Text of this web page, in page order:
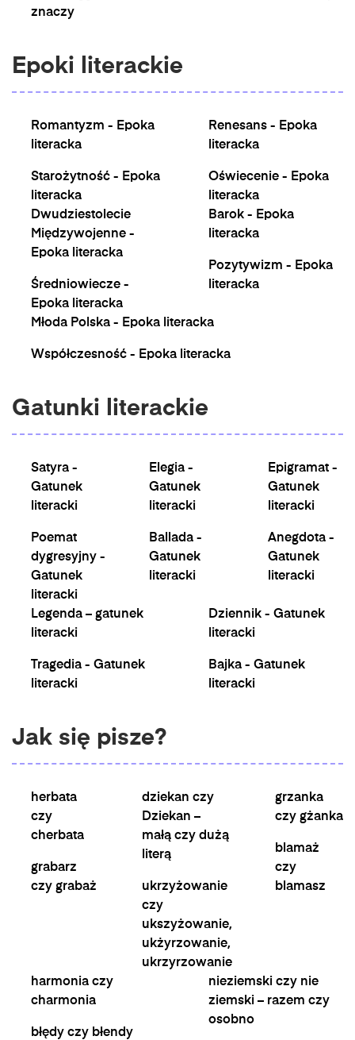
znaczy
Epoki literackie
Romantyzm - Epoka
literacka
Starożytność - Epoka
literacka
Renesans - Epoka
literacka
Oświecenie - Epoka
literacka
Dwudziestolecie
Międzywojenne -
Epoka literacka
Średniowiecze -
Epoka literacka
Barok - Epoka
literacka
Pozytywizm - Epoka
literacka
Młoda Polska - Epoka literacka
Współczesność - Epoka literacka
Gatunki literackie
Satyra -
Gatunek
literacki
Poemat
dygresyjny -
Gatunek
literacki
Elegia -
Gatunek
literacki
Ballada -
Gatunek
literacki
Epigramat -
Gatunek
literacki
Anegdota -
Gatunek
literacki
Legenda – gatunek
literacki
Tragedia - Gatunek
literacki
Dziennik - Gatunek
literacki
Bajka - Gatunek
literacki
Jak się pisze?
herbata
czy
cherbata
grabarz
czy grabaż
dziekan czy
Dziekan –
małą czy dużą
literą
ukrzyżowanie
czy
ukszyżowanie,
ukżyrzowanie,
ukrzyrzowanie
grzanka
czy gżanka
blamaż
czy
blamasz
harmonia czy
charmonia
błędy czy błendy
nieziemski czy nie
ziemski – razem czy
osobno